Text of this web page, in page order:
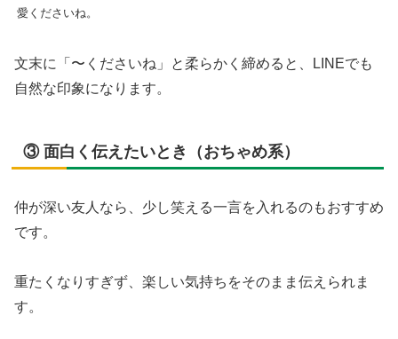
愛くださいね。
文末に「〜くださいね」と柔らかく締めると、LINEでも
自然な印象になります。
③ 面白く伝えたいとき（おちゃめ系）
仲が深い友人なら、少し笑える一言を入れるのもおすすめ
です。
重たくなりすぎず、楽しい気持ちをそのまま伝えられま
す。